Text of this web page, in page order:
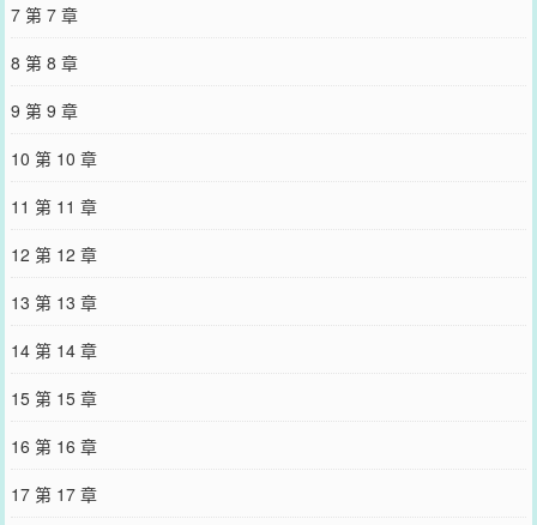
梗，请勿在文下ky【专栏同系列完结文《校草室友他不对劲》可
入！】【下本开《被室友他爸看上后》】大一暑假，谢砚应邀去室友
家的别墅度假。第一天进门，一个身穿浴袍的男人走下楼梯，肩宽腿
长，英俊性感，松散的系带下隐约露出八块腹肌。谢砚矜持地移开视
线：“时安，你没提过你还有个哥哥？”贺时安翻了个白眼：“他不是我
哥。”贺承之伸出修长有力的大手，笑吟吟道：“你好啊，小同学，我
是贺时安的爸爸贺承之。”*贺承之对儿子的大学同学一见钟情，老房
子着火一发不可收拾。英俊多金的贺总攻势生猛，谢砚实在难以招
架，很快便沦陷在成熟老男人的怀里。但为了不伤害疑似恐同的好
友，谢砚决定先不公开和他爸的恋情。于是两人只能背地里偷偷摸摸
地谈恋爱，反而愈发天雷勾地火。直到有一天，两人在沙发上亲热时
被贺时安撞破。贺时安当场发疯，指着自己爹问道：“除了没他有钱，
我比他帅，比他年轻，为什么是他而不是我？”贺承之压着恼火：“儿
子，叫人。”贺时安更怒了：“你还记得我是你儿子？有爸爸跟儿子抢
媳妇儿的吗？”贺承之冷笑一声：“抢？”别说是儿子，就算是天皇老子
来了，谢砚也只能是他的。1、攻儿子不是亲生的2、受微万人迷，父
子修罗场【预收文《嫁给豪门植物人大佬》】一觉醒来，谢秋发现自
己穿书了，穿成一本豪门狗血小说里的炮灰受。原主和主角攻的大哥
有婚约，没想到一场车祸令贺家掌门人成了植物人，原主立即悔婚，
在主角攻受之间横插一脚各种作妖，最后下场凄惨。谢秋穿过去后，
毫不犹豫地选择嫁给主角攻大哥。开玩笑，他才不要当炮灰，植物人
7 第 7 章
8 第 8 章
9 第 9 章
10 第 10 章
11 第 11 章
12 第 12 章
13 第 13 章
14 第 14 章
15 第 15 章
16 第 16 章
17 第 17 章